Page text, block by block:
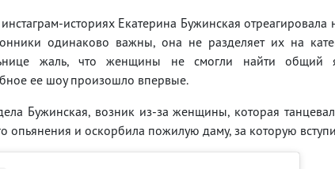
историях Екатерина Бужинская отреагировала
одинаково важны, она не разделяет их на
жаль, что женщины не смогли найти общий
ее шоу произошло впервые.
Бужинская, возник из-за женщины, которая
опьянения и оскорбила пожилую даму, за которую